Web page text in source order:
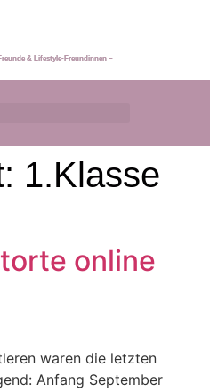
& Lifestyle-Freundinnen ~
1.Klasse
online
waren die letzten
Anfang September